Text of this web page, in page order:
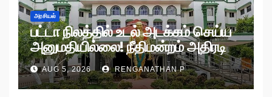
அரசியல்
பட்டா நிலத்தில் உடல் அடக்கம் செய்ய
அனுமதியில்லை! நீதிமன்றம் அதிரடி
உத்தரவு!
AUG 5, 2026 RENGANATHAN P